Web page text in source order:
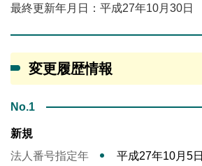
最終更新年月日：平成27年10月30日
変更履歴情報
No.1
新規
法人番号指定年
平成27年10月5日